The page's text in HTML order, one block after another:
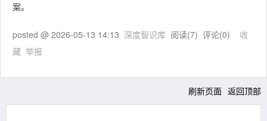
案。
posted @ 2026-05-13 14:13 深度智识库 阅读(7) 评论(0) 收
藏 举报
刷新页面 返回顶部